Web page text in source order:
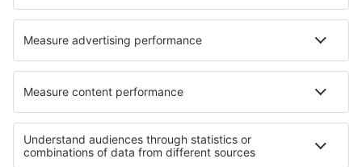
Lufthansa
KLM
O eSky
Všeobecné podmínky
Moje rezervace
Politika ochrany soukromí
Podpora a kontakt